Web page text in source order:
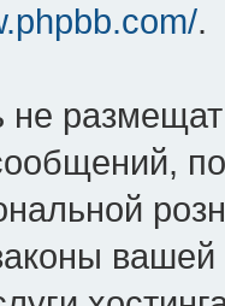
.
не